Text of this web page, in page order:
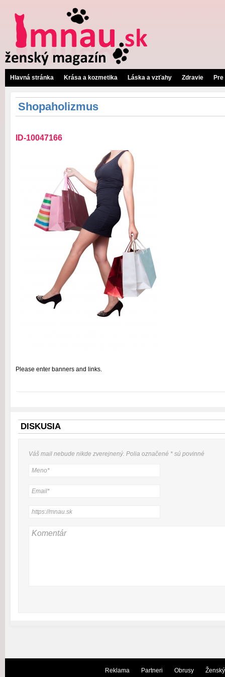
Hlavná stránka Krása a kozmetika Láska a vzťahy Zdravie
Shopaholizmus
ID-10047166
Please enter banners and links.
DISKUSIA
Váš mail nebude nikde zverejnený. Polia označené * sú povinné
Reklama Partneri Obrusy